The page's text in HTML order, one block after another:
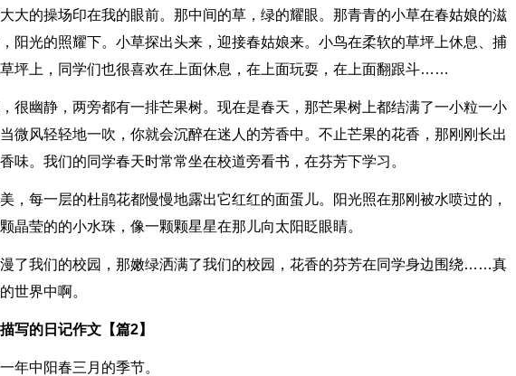
大的操场印在我的眼前。那中间的草，绿的耀眼。那青青的小草在春姑娘的滋
阳光的照耀下。小草探出头来，迎接春姑娘来。小鸟在柔软的草坪上休息、捕
坪上，同学们也很喜欢在上面休息，在上面玩耍，在上面翻跟斗……
很幽静，两旁都有一排芒果树。现在是春天，那芒果树上都结满了一小粒一小
微风轻轻地一吹，你就会沉醉在迷人的芳香中。不止芒果的花香，那刚刚长出
味。我们的同学春天时常常坐在校道旁看书，在芬芳下学习。
，每一层的杜鹃花都慢慢地露出它红红的面蛋儿。阳光照在那刚被水喷过的，
晶莹的的小水珠，像一颗颗星星在那儿向太阳眨眼睛。
了我们的校园，那嫩绿洒满了我们的校园，花香的芬芳在同学身边围绕……真
世界中啊。
写的日记作文【篇2】
年中阳春三月的季节。